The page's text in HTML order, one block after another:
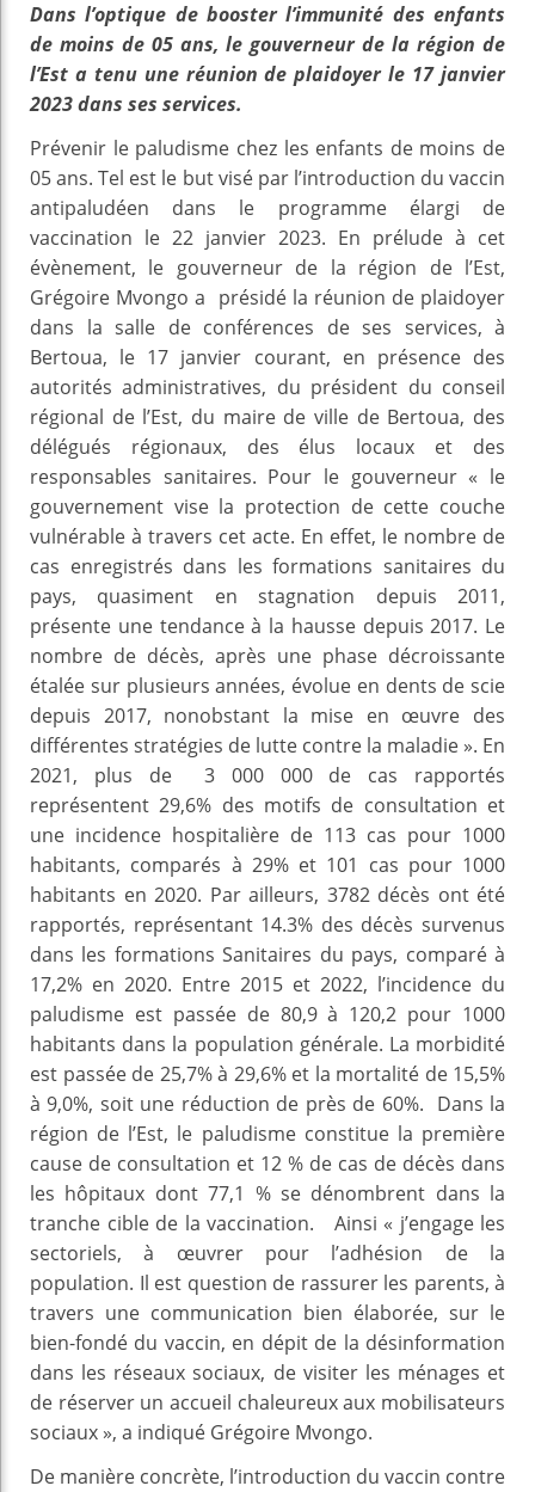
Dans l’optique de booster l’immunité des enfants
de moins de 05 ans, le gouverneur de la région de
l’Est a tenu une réunion de plaidoyer le 17 janvier
2023 dans ses services.
Prévenir le paludisme chez les enfants de moins de
05 ans. Tel est le but visé par l’introduction du vaccin
antipaludéen dans le programme élargi de
vaccination le 22 janvier 2023. En prélude à cet
évènement, le gouverneur de la région de l’Est,
Grégoire Mvongo a présidé la réunion de plaidoyer
dans la salle de conférences de ses services, à
Bertoua, le 17 janvier courant, en présence des
autorités administratives, du président du conseil
régional de l’Est, du maire de ville de Bertoua, des
délégués régionaux, des élus locaux et des
responsables sanitaires. Pour le gouverneur « le
gouvernement vise la protection de cette couche
vulnérable à travers cet acte. En effet, le nombre de
cas enregistrés dans les formations sanitaires du
pays, quasiment en stagnation depuis 2011,
présente une tendance à la hausse depuis 2017. Le
nombre de décès, après une phase décroissante
étalée sur plusieurs années, évolue en dents de scie
depuis 2017, nonobstant la mise en œuvre des
différentes stratégies de lutte contre la maladie ». En
2021, plus de 3 000 000 de cas rapportés
représentent 29,6% des motifs de consultation et
une incidence hospitalière de 113 cas pour 1000
habitants, comparés à 29% et 101 cas pour 1000
habitants en 2020. Par ailleurs, 3782 décès ont été
rapportés, représentant 14.3% des décès survenus
dans les formations Sanitaires du pays, comparé à
17,2% en 2020. Entre 2015 et 2022, l’incidence du
paludisme est passée de 80,9 à 120,2 pour 1000
habitants dans la population générale. La morbidité
est passée de 25,7% à 29,6% et la mortalité de 15,5%
à 9,0%, soit une réduction de près de 60%. Dans la
région de l’Est, le paludisme constitue la première
cause de consultation et 12 % de cas de décès dans
les hôpitaux dont 77,1 % se dénombrent dans la
tranche cible de la vaccination. Ainsi « j’engage les
sectoriels, à œuvrer pour l’adhésion de la
population. Il est question de rassurer les parents, à
travers une communication bien élaborée, sur le
bien-fondé du vaccin, en dépit de la désinformation
dans les réseaux sociaux, de visiter les ménages et
de réserver un accueil chaleureux aux mobilisateurs
sociaux », a indiqué Grégoire Mvongo.
De manière concrète, l’introduction du vaccin contre